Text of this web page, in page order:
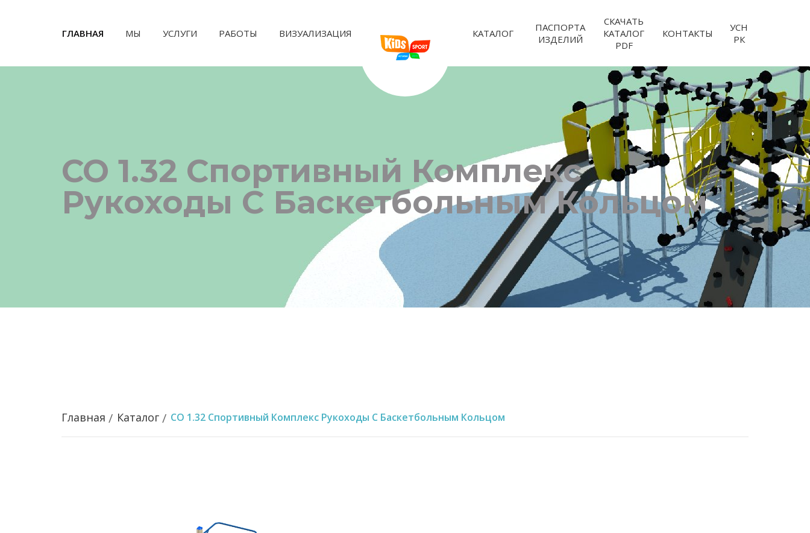
ГЛАВНАЯ (CURRENT)
МЫ УСЛУГИ РАБОТЫ ВИЗУАЛИЗАЦИЯ КАТАЛОГ
ПАСПОРТА
ИЗДЕЛИЙ
СКАЧАТЬ
КАТАЛОГ
PDF
КОНТАКТЫ
УСН
РК
СО 1.32 Спортивный Комплекс
Рукоходы С Баскетбольным Кольцом
Главная Каталог СО 1.32 Спортивный Комплекс Рукоходы С Баскетбольным Кольцом